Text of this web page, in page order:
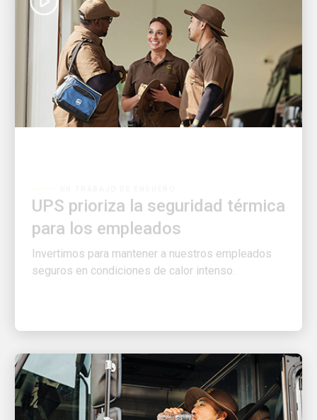
para los empleados
Invertimos para mantener a nuestros empleados
seguros en condiciones de calor intenso.